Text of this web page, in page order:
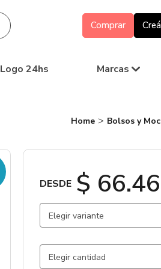
Comprar
Logo 24hs Marcas
Home Bolsos y
DESDE $
Elegir variante
Verde / Verde / .
Negro / Negro / .